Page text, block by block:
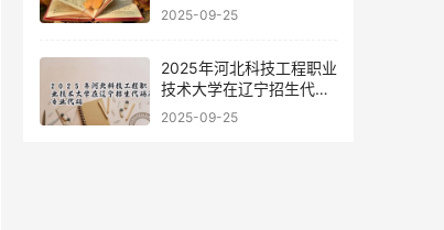
数线
2025-09-25
2025年河北科技工程职业
技术大学在辽宁招生代码
及专业代码
2025-09-25